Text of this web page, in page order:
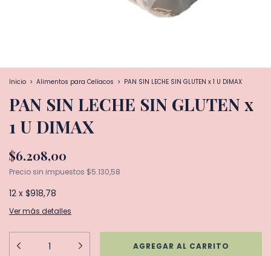
Inicio > Alimentos para Celíacos > PAN SIN LECHE SIN GLUTEN x 1 U DIMAX
PAN SIN LECHE SIN GLUTEN x
1 U DIMAX
$6.208,00
Precio sin impuestos $5.130,58
12 x $918,78
Ver más detalles